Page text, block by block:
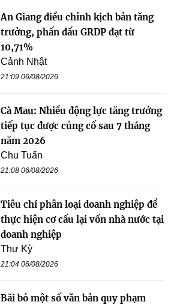
An Giang điều chỉnh kịch bản tăng
trưởng, phấn đấu GRDP đạt từ
10,71%
Cảnh Nhật
21:09 06/08/2026
Cà Mau: Nhiều động lực tăng trưởng
tiếp tục được củng cố sau 7 tháng
năm 2026
Chu Tuấn
21:08 06/08/2026
Tiêu chí phân loại doanh nghiệp để
thực hiện cơ cấu lại vốn nhà nước tại
doanh nghiệp
Thư Kỳ
21:04 06/08/2026
Bãi bỏ một số văn bản quy phạm